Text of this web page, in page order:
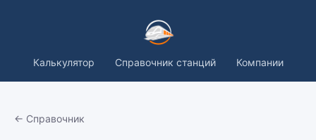
Калькулятор Справочник станций Компании
← Справочник